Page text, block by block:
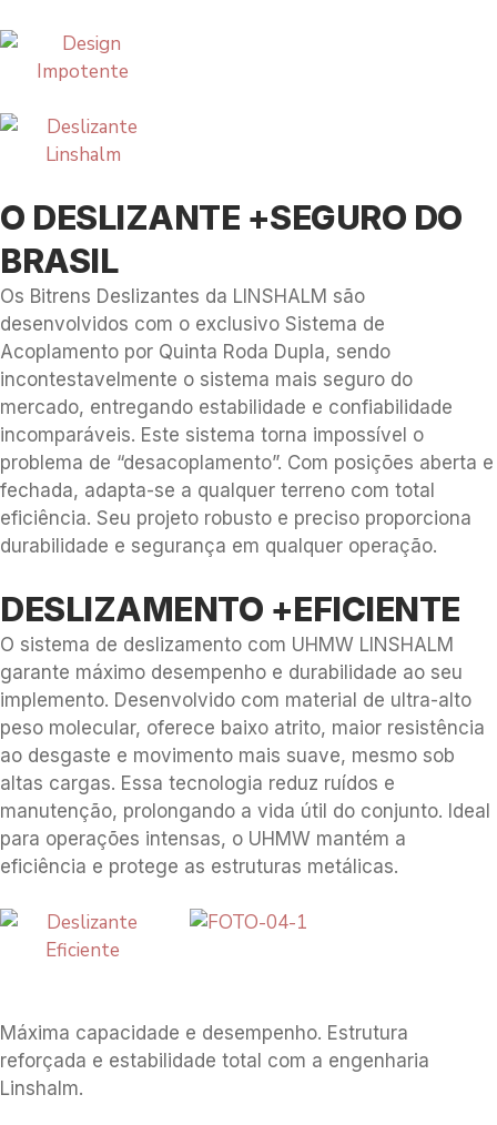
O DESLIZANTE +SEGURO DO
BRASIL
Os Bitrens Deslizantes da LINSHALM são
desenvolvidos com o exclusivo Sistema de
Acoplamento por Quinta Roda Dupla, sendo
incontestavelmente o sistema mais seguro do
mercado, entregando estabilidade e confiabilidade
incomparáveis. Este sistema torna impossível o
problema de “desacoplamento”. Com posições aberta e
fechada, adapta-se a qualquer terreno com total
eficiência. Seu projeto robusto e preciso proporciona
durabilidade e segurança em qualquer operação.
DESLIZAMENTO +EFICIENTE
O sistema de deslizamento com UHMW LINSHALM
garante máximo desempenho e durabilidade ao seu
implemento. Desenvolvido com material de ultra-alto
peso molecular, oferece baixo atrito, maior resistência
ao desgaste e movimento mais suave, mesmo sob
altas cargas. Essa tecnologia reduz ruídos e
manutenção, prolongando a vida útil do conjunto. Ideal
para operações intensas, o UHMW mantém a
eficiência e protege as estruturas metálicas.
Máxima capacidade e desempenho. Estrutura
reforçada e estabilidade total com a engenharia
Linshalm.